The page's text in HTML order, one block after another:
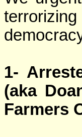
1-
(aka
Farmers